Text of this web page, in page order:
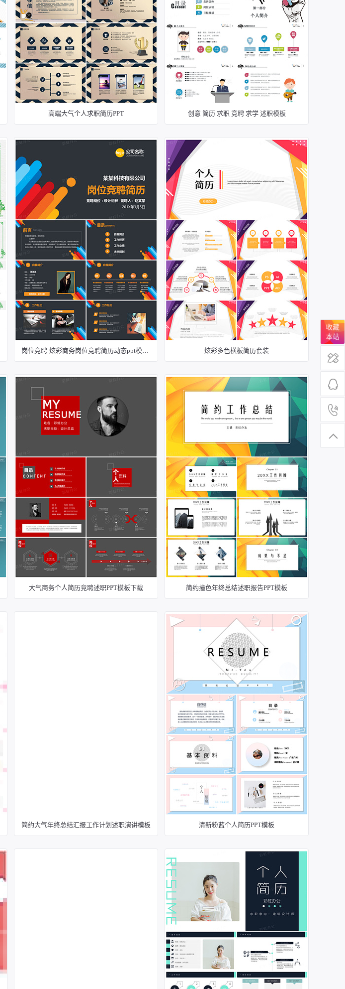
高端大气个人求职简历PPT 创意 简历 求职 竞聘 求学 述职模板
岗位竞聘-炫彩商务岗位竞聘简历动态ppt模板4 炫彩多色横板简历套装
大气商务个人简历竞聘述职PPT模板下载 简约撞色年终总结述职报告PPT模板
简约大气年终总结汇报工作计划述职演讲模板 清新粉蓝个人简历PPT模板
收藏
本站